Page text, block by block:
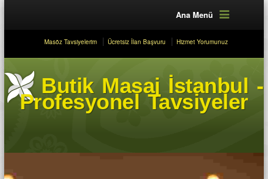
Ana Menü
Masöz Tavsiyelerim Ücretsiz İlan Başvuru Hizmet Yorumunuz
Butik Masaj İstanbul -
Profesyonel Tavsiyeler